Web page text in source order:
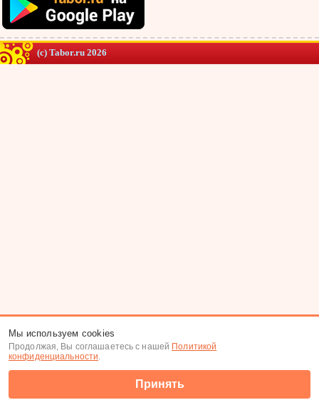
(c) Tabor.ru 2026
Мы используем cookies
Продолжая, Вы соглашаетесь с нашей Политикой
конфиденциальности.
Принять